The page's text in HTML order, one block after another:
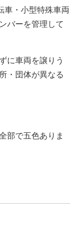
車・小型特殊車両
バーを管理して
に車両を譲りう
・団体が異なる
部で五色ありま